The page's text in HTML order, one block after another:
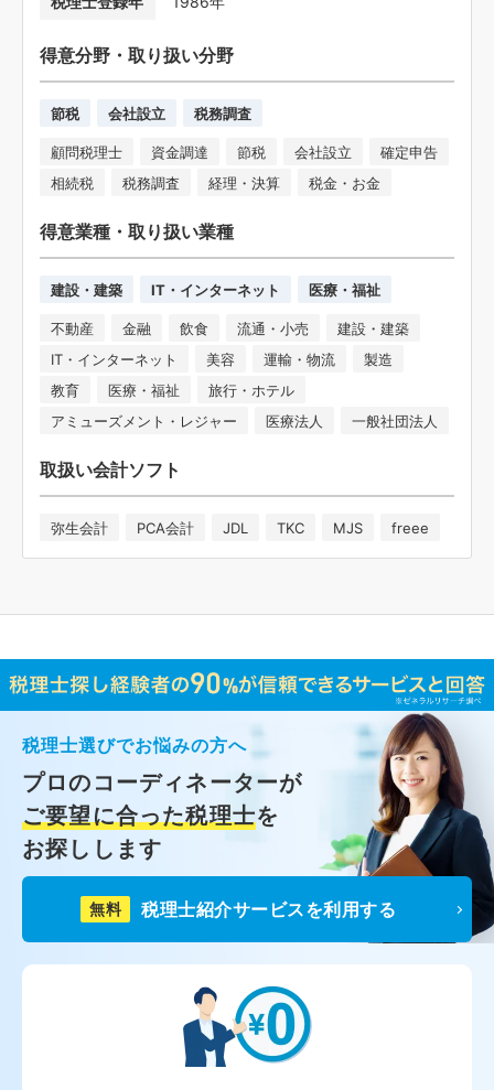
得意分野・取り扱い分野
節税 会社設立 税務調査
顧問税理士 資金調達 節税 会社設立
確定申告
相続税
税務調査 経理・決算 税金・お金
得意業種・取り扱い業種
建設・建築 IT・インターネット 医療・福祉
不動産 金融 飲食 流通・小売
建設・建築
IT・インターネット
美容 運輸・物流
製造
教育
医療・福祉
旅行・ホテル
アミューズメント・レジャー
医療法人 一般社団法人
取扱い会計ソフト
弥生会計 PCA会計 JDL TKC MJS freee
税理士選びでお悩みの方へ
プロのコーディネーターが
ご要望に合った税理士を
お探しします
無料 税理士紹介サービスを利用する